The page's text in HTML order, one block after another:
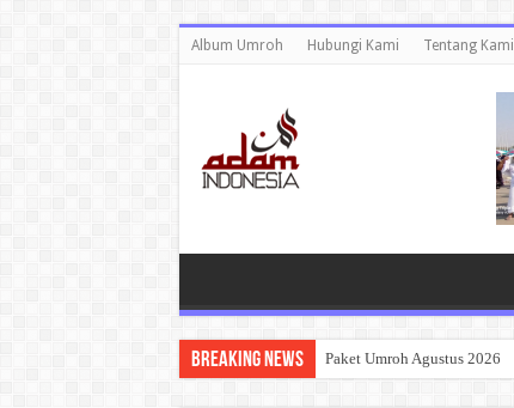
Album Umroh Hubungi Kami Tentang Kami
Breaking News Paket Umroh Agustus 2026